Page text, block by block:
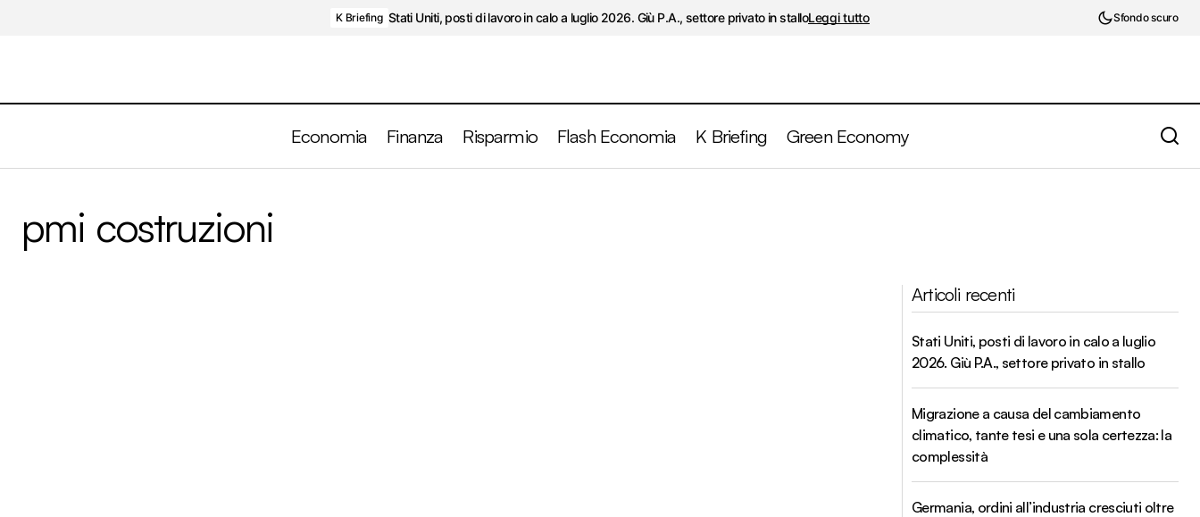
K Briefing Stati Uniti, posti di lavoro in calo a luglio 2026. Giù P.A., settore privato in stalloLeggi tutto Sfondo scuro
Economia Finanza Risparmio Flash Economia K Briefing Green Economy
pmi costruzioni
Articoli recenti
Stati Uniti, posti di lavoro in calo a luglio
2026. Giù P.A., settore privato in stallo
Migrazione a causa del cambiamento
climatico, tante tesi e una sola certezza: la
complessità
Germania, ordini all’industria cresciuti oltre